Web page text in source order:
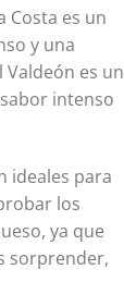
Costa es un
y una
Valdeón es un
intenso
ideales para
los
ya que
sorprender,